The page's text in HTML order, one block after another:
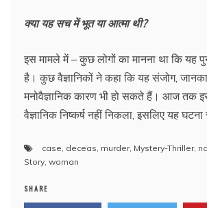
क्या यह सच में भूत या आत्मा थी?
इस मामले में – कुछ लोगों का मानना था कि यह
है। कुछ वैज्ञानिकों ने कहा कि यह संजोग,
मनोवैज्ञानिक कारण भी हो सकते हैं। आज तक
वैज्ञानिक निष्कर्ष नहीं निकला, इसलिए यह
case deceas murder, Mystery-Thriller,
Story woman
SHARE